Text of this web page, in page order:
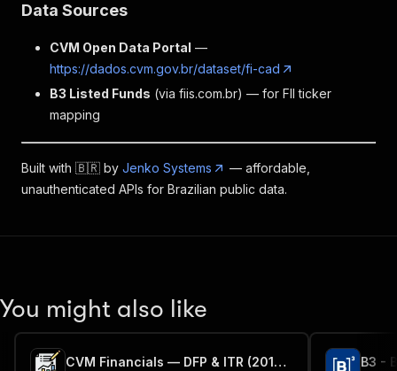
Data Sources
CVM Open Data Portal —
https://dados.cvm.gov.br/dataset/fi-cad
B3 Listed Funds (via fiis.com.br) — for FII ticker
mapping
Built with 🇧🇷 by Jenko Systems
— affordable,
unauthenticated APIs for Brazilian public data.
You might also like
CVM Financials — DFP & ITR (2010–2025)